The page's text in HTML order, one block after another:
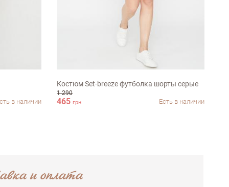
в наличии
Костюм Set-breeze футболка шорты серые
1 290
465 грн Есть в наличии
и оплата